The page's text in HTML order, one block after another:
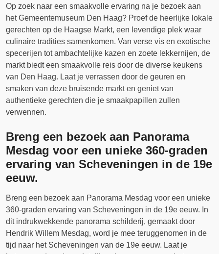
Op zoek naar een smaakvolle ervaring na je bezoek aan
het Gemeentemuseum Den Haag? Proef de heerlijke lokale
gerechten op de Haagse Markt, een levendige plek waar
culinaire tradities samenkomen. Van verse vis en exotische
specerijen tot ambachtelijke kazen en zoete lekkernijen, de
markt biedt een smaakvolle reis door de diverse keukens
van Den Haag. Laat je verrassen door de geuren en
smaken van deze bruisende markt en geniet van
authentieke gerechten die je smaakpapillen zullen
verwennen.
Breng een bezoek aan Panorama
Mesdag voor een unieke 360-graden
ervaring van Scheveningen in de 19e
eeuw.
Breng een bezoek aan Panorama Mesdag voor een unieke
360-graden ervaring van Scheveningen in de 19e eeuw. In
dit indrukwekkende panorama schilderij, gemaakt door
Hendrik Willem Mesdag, word je mee teruggenomen in de
tijd naar het Scheveningen van de 19e eeuw. Laat je